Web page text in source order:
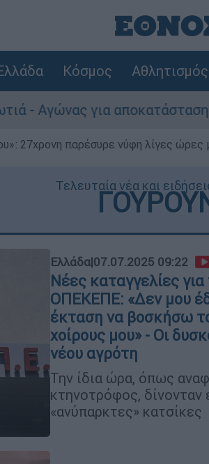
Κόσμος Αθλητισμός
αποκατάσταση πριν τις
27χρονη παρέσυρε νύφη λίγες ώρες
Τελευταία νέα και
Ελλάδα|07.07.2025 09:22
Νέες καταγγελίες για
ΟΠΕΚΕΠΕ: «Δεν μου
έκταση να βοσκήσω
χοίρους μου» - Οι
νέου αγρότη
Την ίδια ώρα, όπως
κτηνοτρόφος, δίνονταν
«ανύπαρκτες» κατσίκες